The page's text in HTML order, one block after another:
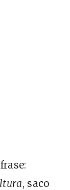
, saco